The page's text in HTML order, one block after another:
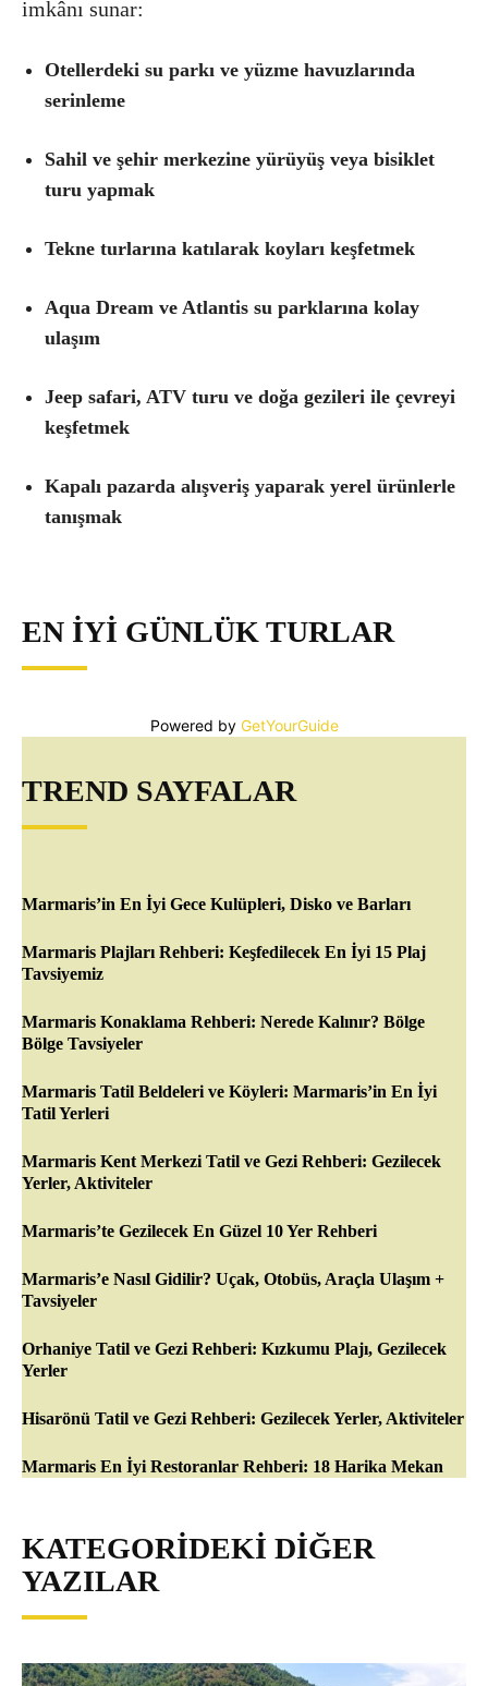
imkânı sunar:
Otellerdeki su parkı ve yüzme havuzlarında
serinleme
Sahil ve şehir merkezine yürüyüş veya bisiklet
turu yapmak
Tekne turlarına katılarak koyları keşfetmek
Aqua Dream ve Atlantis su parklarına kolay
ulaşım
Jeep safari, ATV turu ve doğa gezileri ile çevreyi
keşfetmek
Kapalı pazarda alışveriş yaparak yerel ürünlerle
tanışmak
EN İYI GÜNLÜK TURLAR
Powered by GetYourGuide
TREND SAYFALAR
Marmaris’in En İyi Gece Kulüpleri, Disko ve Barları
Marmaris Plajları Rehberi: Keşfedilecek En İyi 15 Plaj
Tavsiyemiz
Marmaris Konaklama Rehberi: Nerede Kalınır? Bölge
Bölge Tavsiyeler
Marmaris Tatil Beldeleri ve Köyleri: Marmaris’in En İyi
Tatil Yerleri
Marmaris Kent Merkezi Tatil ve Gezi Rehberi: Gezilecek
Yerler, Aktiviteler
Marmaris’te Gezilecek En Güzel 10 Yer Rehberi
Marmaris’e Nasıl Gidilir? Uçak, Otobüs, Araçla Ulaşım +
Tavsiyeler
Orhaniye Tatil ve Gezi Rehberi: Kızkumu Plajı, Gezilecek
Yerler
Hisarönü Tatil ve Gezi Rehberi: Gezilecek Yerler, Aktiviteler
Marmaris En İyi Restoranlar Rehberi: 18 Harika Mekan
KATEGORIDEKI DIĞER
YAZILAR